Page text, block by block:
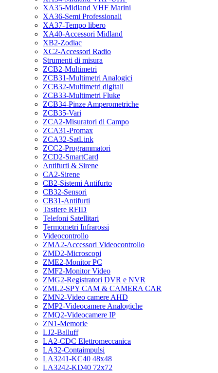
XA35-Midland VHF Marini
XA36-Semi Professionali
XA37-Tempo libero
XA40-Accessori Midland
XB2-Zodiac
XC2-Accessori Radio
Strumenti di misura
ZCB2-Multimetri
ZCB31-Multimetri Analogici
ZCB32-Multimetri digitali
ZCB33-Multimetri Fluke
ZCB34-Pinze Amperometriche
ZCB35-Vari
ZCA2-Misuratori di Campo
ZCA31-Promax
ZCA32-SatLink
ZCC2-Programmatori
ZCD2-SmartCard
Antifurti & Sirene
CA2-Sirene
CB2-Sistemi Antifurto
CB32-Sensori
CB31-Antifurti
Tastiere RFID
Telefoni Satellitari
Termometri Infrarossi
Videocontrollo
ZMA2-Accessori Videocontrollo
ZMD2-Microscopi
ZME2-Monitor PC
ZMF2-Monitor Video
ZMG2-Registratori DVR e NVR
ZML2-SPY CAM & CAMERA CAR
ZMN2-Video camere AHD
ZMP2-Videocamere Analogiche
ZMQ2-Videocamere IP
ZN1-Memorie
LJ2-Balluff
LA2-CDC Elettromeccanica
LA32-Contaimpulsi
LA3241-KC40 48x48
LA3242-KD40 72x72